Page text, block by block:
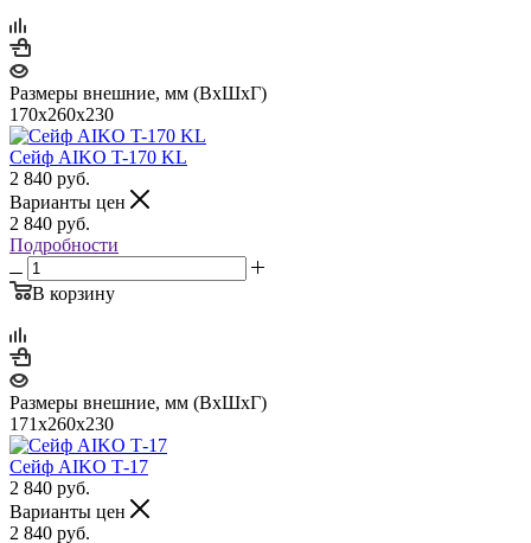
Размеры внешние, мм (ВхШхГ)
170x260x230
Сейф AIKO T-170 KL
2 840 руб.
Варианты цен
2 840 руб.
Подробности
В корзину
Размеры внешние, мм (ВхШхГ)
171x260x230
Сейф AIKO Т-17
2 840 руб.
Варианты цен
2 840 руб.